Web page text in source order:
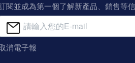
閱並成為第一個了解新產品、銷售等信
消電子報